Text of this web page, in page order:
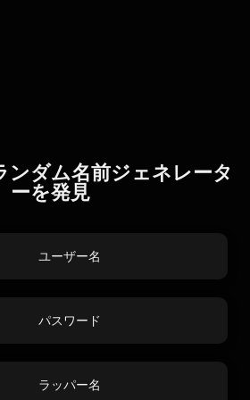
ンダム名前ジェネレータ
ーを発見
ユーザー名
パスワード
ラッパー名